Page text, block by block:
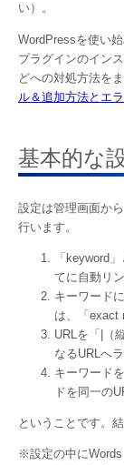
い）。
WordPressを使い
プラグインのイン
どへの対処方法を
ル＆追加方法とエ
基本的な
設定は管理画面か
行います。
「keyword
てに自動リ
キーワード
は、「exact
URLを「|（
なるURLへ
キーワード
ドを同一の
ということです。
※設定の中に